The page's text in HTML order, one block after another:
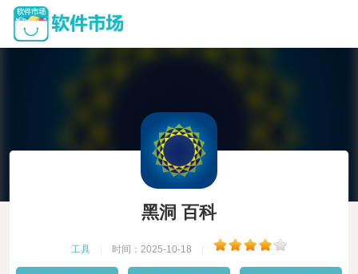
黑洞 百科
工具 时间：2025-10-18